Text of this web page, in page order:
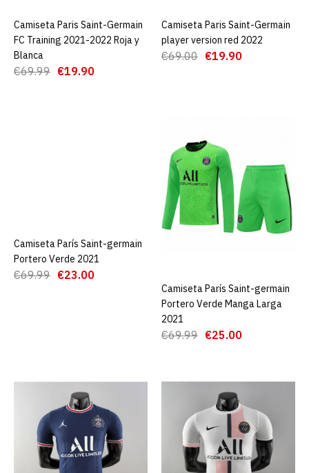
ADD TO WISHLIST
Camiseta Paris Saint-
AGREGAR AL CARRO
ADD TO COMPARE
ADD TO WISHLIST
2022 Roja y Blanca
€69.99 €19.90
ADD TO WISHLIST
Camiseta Paris Saint-
Germain player version red
AGREGAR AL CARRO
Camiseta Paris Saint-Germain
FC Training 2021-2022 Roja y
Blanca
€69.99 €19.90
AGREGAR AL CARRO
Camiseta Paris Saint-Germain
player version red 2022
€69.00 €19.90
AGREGAR AL CARRO
Camiseta París Saint-germain
Portero Verde 2021
€69.99 €23.00
AGREGAR AL CARRO
Camiseta París Saint-germain
Portero Verde Manga Larga
2021
€69.99 €25.00